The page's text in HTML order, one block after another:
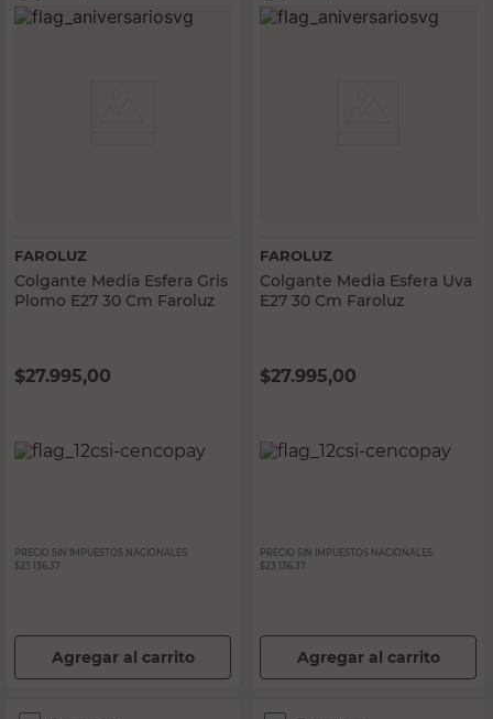
FAROLUZ
Colgante Media Esfera Gris
Plomo E27 30 Cm Faroluz
$27.995,00
PRECIO SIN IMPUESTOS NACIONALES:
$23.136,37
Agregar al carrito
FAROLUZ
Colgante Media Esfera Uva
E27 30 Cm Faroluz
$27.995,00
PRECIO SIN IMPUESTOS NACIONALES:
$23.136,37
Agregar al carrito